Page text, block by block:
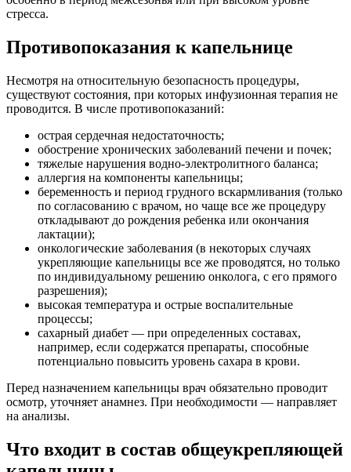
стресса.
Противопоказания к капельнице
Несмотря на относительную безопасность процедуры,
существуют состояния, при которых инфузионная терапия не
проводится. В числе противопоказаний:
острая сердечная недостаточность;
обострение хронических заболеваний печени и почек;
тяжелые нарушения водно-электролитного баланса;
аллергия на компоненты капельницы;
беременность и период грудного вскармливания (только
по согласованию с врачом, но чаще все же процедуру
откладывают до рождения ребенка или окончания
лактации);
онкологические заболевания (в некоторых случаях
укрепляющие капельницы все же проводятся, но только
по индивидуальному решению онколога, с его прямого
разрешения);
высокая температура и острые воспалительные
процессы;
сахарный диабет — при определенных составах,
например, если содержатся препараты, способные
потенциально повысить уровень сахара в крови.
Перед назначением капельницы врач обязательно проводит
осмотр, уточняет анамнез. При необходимости — направляет
на анализы.
Что входит в состав общеукрепляющей